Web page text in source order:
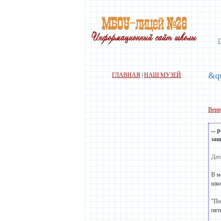
ГЛАВНАЯ НАШ МУЗЕЙ
...
В